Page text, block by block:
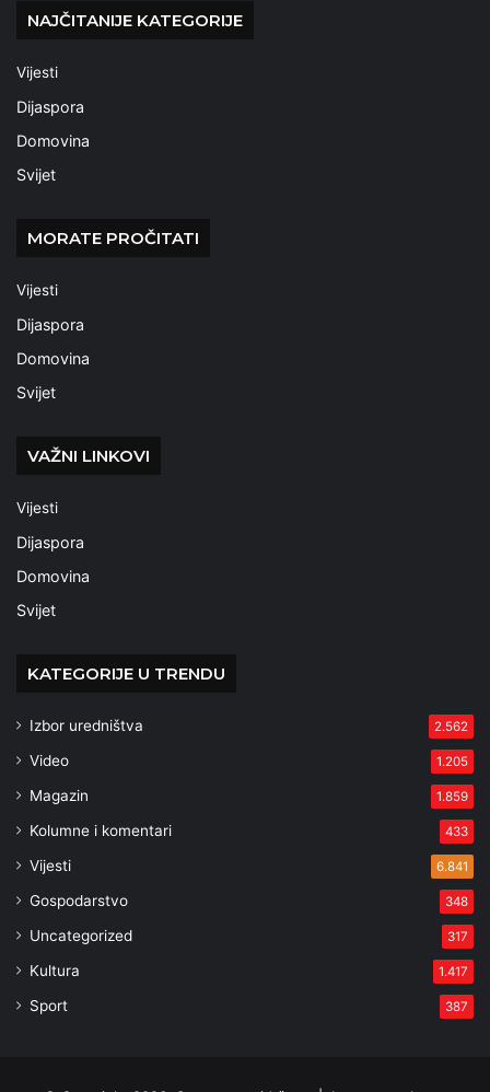
NAJČITANIJE KATEGORIJE
Vijesti
Dijaspora
Domovina
Svijet
MORATE PROČITATI
Vijesti
Dijaspora
Domovina
Svijet
VAŽNI LINKOVI
Vijesti
Dijaspora
Domovina
Svijet
KATEGORIJE U TRENDU
Izbor uredništva 2.562
Video 1.205
Magazin 1.859
Kolumne i komentari 433
Vijesti 6.841
Gospodarstvo 348
Uncategorized 317
Kultura 1.417
Sport 387